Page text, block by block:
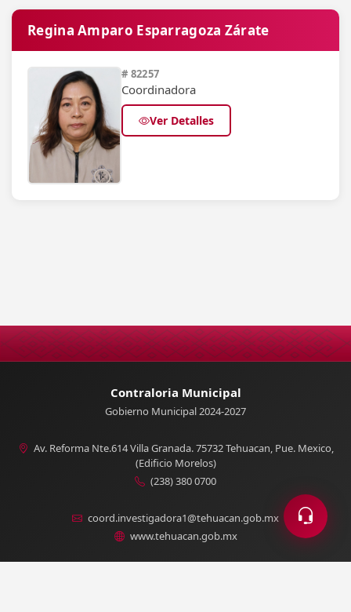
Regina Amparo Esparragoza Zárate
# 82257
Coordinadora
Ver Detalles
Contraloria Municipal
Gobierno Municipal 2024-2027
Av. Reforma Nte.614 Villa Granada. 75732 Tehuacan, Pue. Mexico,
(Edificio Morelos)
(238) 380 0700
coord.investigadora1@tehuacan.gob.mx
www.tehuacan.gob.mx